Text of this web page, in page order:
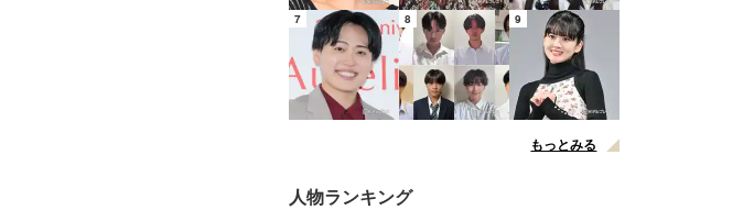
7 8 9
もっとみる
人物ランキング